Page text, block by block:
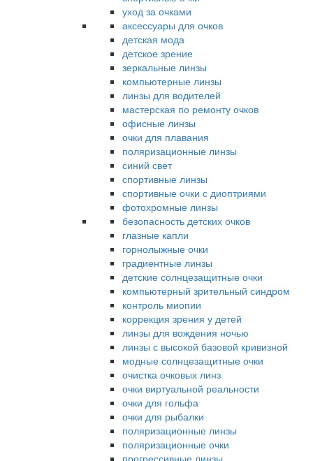
уход за очками
аксессуары для очков
детская мода
детское зрение
зеркальные линзы
компьютерные линзы
линзы для водителей
мастерская по ремонту очков
офисные линзы
очки для плавания
поляризационные линзы
синий свет
спортивные линзы
спортивные очки с диоптриями
фотохромные линзы
безопасность детских очков
глазные капли
горнолыжные очки
градиентные линзы
детские солнцезащитные очки
компьютерный зрительный синдром
контроль миопии
коррекция зрения у детей
линзы для вождения ночью
линзы с высокой базовой кривизной
модные солнцезащитные очки
очистка очковых линз
очки виртуальной реальности
очки для гольфа
очки для рыбалки
поляризационные линзы
поляризационные очки